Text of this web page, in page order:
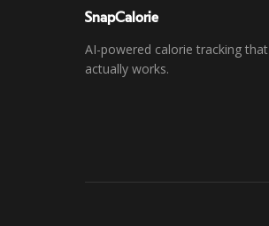
SnapCalorie
AI-powered calorie tracking that
actually works.